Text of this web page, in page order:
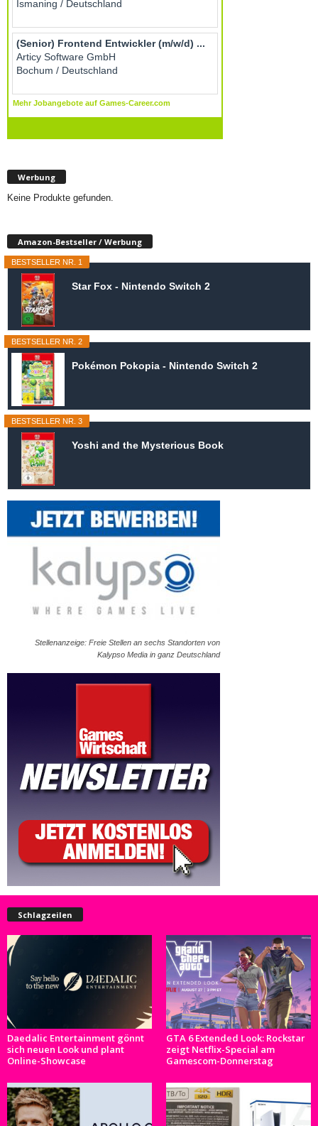
Werbung
Keine Produkte gefunden.
Amazon-Bestseller / Werbung
BESTSELLER NR. 1
Star Fox - Nintendo Switch 2
BESTSELLER NR. 2
Pokémon Pokopia - Nintendo Switch 2
BESTSELLER NR. 3
Yoshi and the Mysterious Book
Stellenanzeige: Freie Stellen an sechs Standorten von
Kalypso Media in ganz Deutschland
Schlagzeilen
Daedalic Entertainment gönnt
sich neuen Look und plant
Online-Showcase
GTA 6 Extended Look: Rockstar
zeigt Netflix-Special am
Gamescom-Donnerstag